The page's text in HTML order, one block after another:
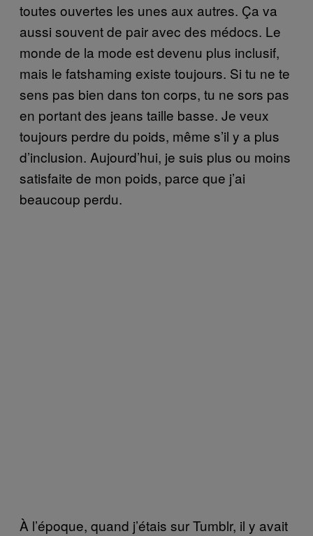
toutes ouvertes les unes aux autres. Ça va
aussi souvent de pair avec des médocs. Le
monde de la mode est devenu plus inclusif,
mais le fatshaming existe toujours. Si tu ne te
sens pas bien dans ton corps, tu ne sors pas
en portant des jeans taille basse. Je veux
toujours perdre du poids, même s’il y a plus
d’inclusion. Aujourd’hui, je suis plus ou moins
satisfaite de mon poids, parce que j’ai
beaucoup perdu.
À l’époque, quand j’étais sur Tumblr, il y avait